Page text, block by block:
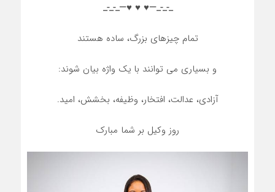
_-_-_—♥️ ♥️ ♥️—_-_-_
تمام چیزهای بزرگ، ساده هستند
و بسیاری می توانند با یک واژه بیان شوند:
آزادی، عدالت، افتخار، وظیفه، بخشش، امید.
روز وکیل بر شما مبارک